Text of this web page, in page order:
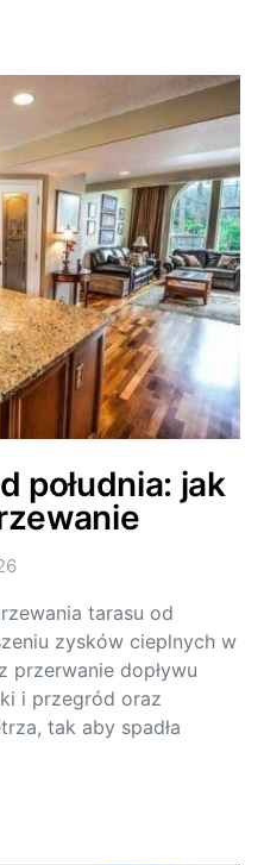
południa: jak
tarasu od
zysków cieplnych w
przerwanie dopływu
i przegród oraz
tak aby spadła